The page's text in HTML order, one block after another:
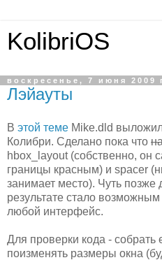
KolibriOS
воскресенье, 7 июня 2009
Лэйауты
В этой теме Mike.dld
Колибри. Сделано пока что
hbox_layout (собственно, он
границы красным) и spacer
занимает место). Чуть позже
результате стало возможным
любой интерфейс.
Для проверки кода - собрать
поизменять размеры окна